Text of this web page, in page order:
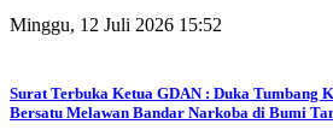
Minggu, 12 Juli 2026 15:52
Surat Terbuka Ketua GDAN : Duka Tumbang
Bersatu Melawan Bandar Narkoba di Bumi